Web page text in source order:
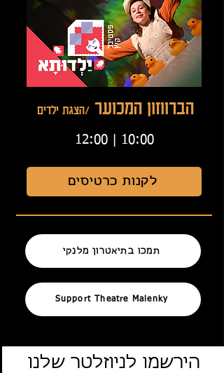
הברווזון המכוער /הצגת ילדים
10:00 | 12:00
לקנות כרטיסים
תמכו בתיאטרון מלנקי
Support Theatre Malenky
הירשמו לניוזלטר שלנו